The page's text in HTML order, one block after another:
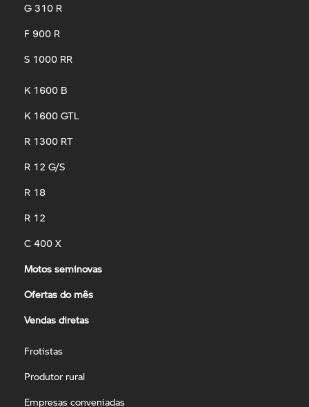
G 310 R
F 900 R
S 1000 RR
K 1600 B
K 1600 GTL
R 1300 RT
R 12 G/S
R 18
R 12
C 400 X
Motos seminovas
Ofertas do mês
Vendas diretas
Frotistas
Produtor rural
Empresas conveniadas